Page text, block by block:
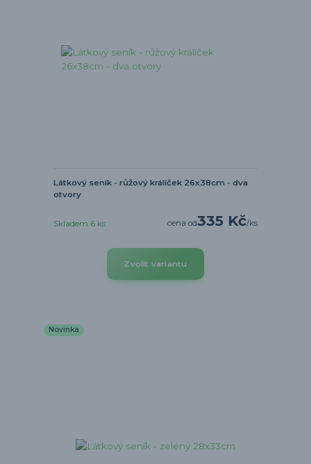
Látkový seník - růžový králíček 26x38cm - dva
otvory
cena od335 Kč/ks
Skladem 6 ks
Zvolit variantu
Novinka